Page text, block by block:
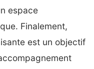
espace
Finalement,
est un objectif